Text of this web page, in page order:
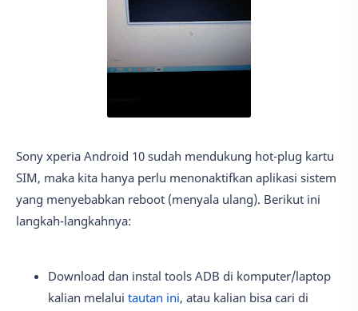
Sony xperia Android 10 sudah mendukung hot-plug kartu
SIM, maka kita hanya perlu menonaktifkan aplikasi sistem
yang menyebabkan reboot (menyala ulang). Berikut ini
langkah-langkahnya:
Download dan instal tools ADB di komputer/laptop
kalian melalui tautan ini, atau kalian bisa cari di